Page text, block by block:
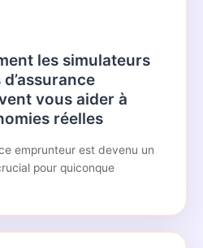
les simulateurs
vous aider à
réelles
emprunteur est devenu un
pour quiconque